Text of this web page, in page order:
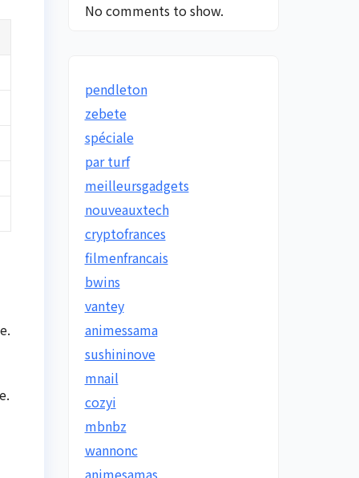
No comments to show.
pendleton
zebete
spéciale
par turf
meilleursgadgets
nouveauxtech
cryptofrances
filmenfrancais
bwins
vantey
animessama
sushininove
mnail
cozyi
mbnbz
wannonc
animesamas